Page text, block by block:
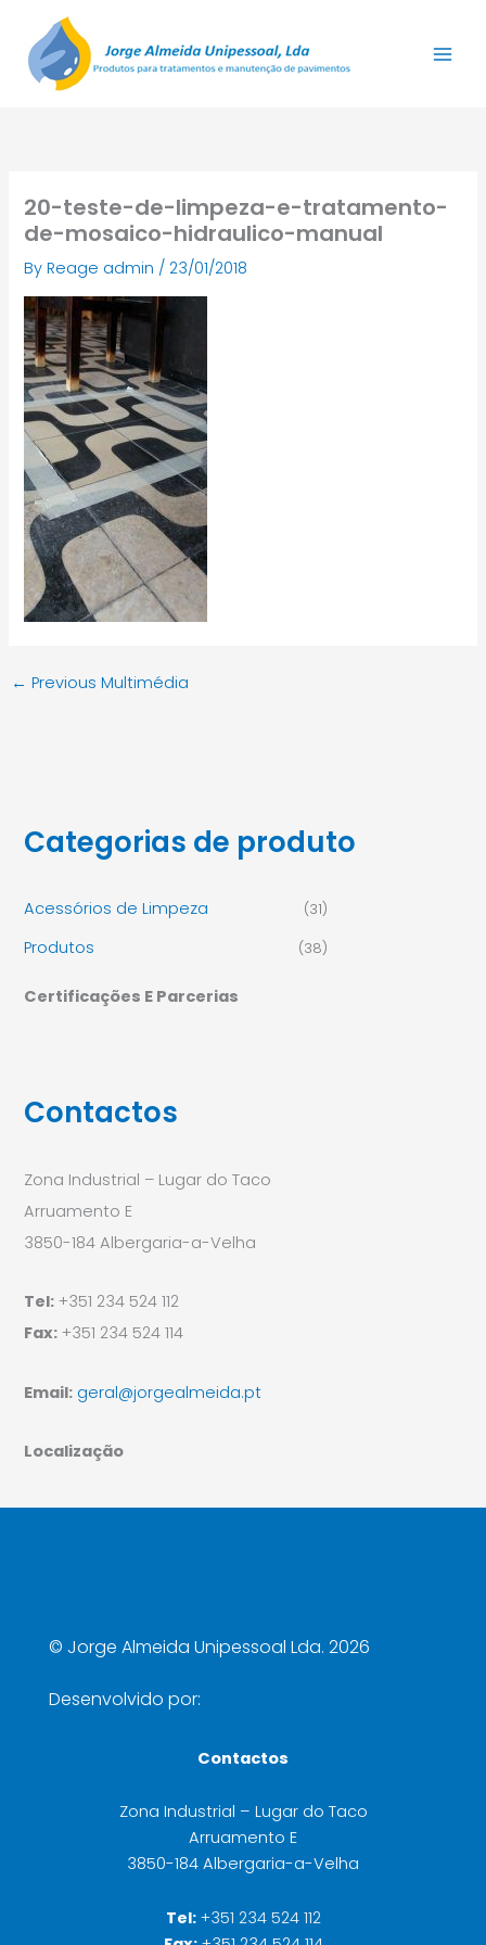
content
20-teste-de-limpeza-e-tratamento-
de-mosaico-hidraulico-manual
ByReage admin / 23/01/2018
← Previous Multimédia
Categorias de produto
Acessórios de Limpeza (31)
Produtos (38)
Certificações E Parcerias
Contactos
Zona Industrial – Lugar do Taco
Arruamento E
3850-184 Albergaria-a-Velha
Tel: +351 234 524 112
Fax: +351 234 524 114
Email: geral@jorgealmeida.pt
Localização
© Jorge Almeida Unipessoal Lda. 2026
Desenvolvido por:
Contactos
Zona Industrial – Lugar do Taco
Arruamento E
3850-184 Albergaria-a-Velha
Tel: +351 234 524 112